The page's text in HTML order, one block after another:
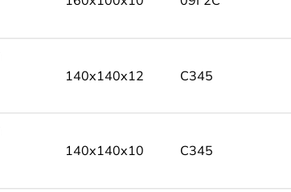
140x140x12 С345
140x140x10 С345